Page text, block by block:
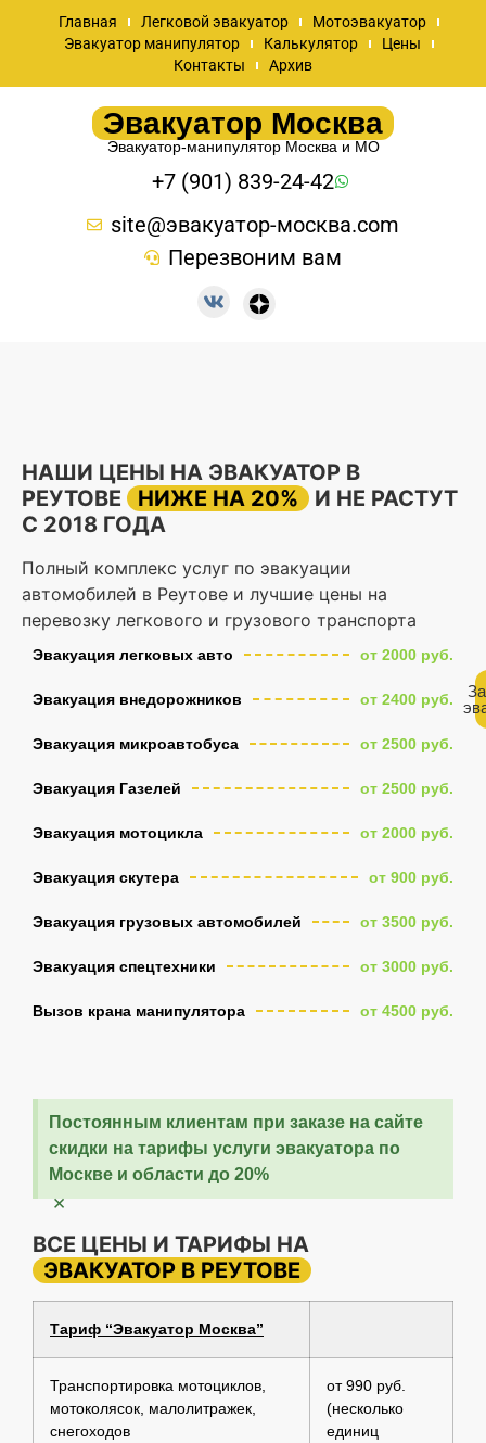
Главная Легковой эвакуатор
Мотоэвакуатор
Эвакуатор манипулятор
Калькулятор
Цены
Контакты
Архив
Эвакуатор Москва
Эвакуатор-манипулятор Москва и МО
+7 (901) 839-24-42
site@эвакуатор-москва.com
Перезвоним вам
НАШИ ЦЕНЫ НА ЭВАКУАТОР В
РЕУТОВЕ
НИЖЕ НА 20%
И НЕ РАСТУТ
С 2018 ГОДА
Полный комплекс услуг по эвакуации
автомобилей в Реутове и лучшие цены на
перевозку легкового и грузового транспорта
Эвакуация легковых авто от 2000 руб.
Эвакуация внедорожников от 2400 руб.
Эвакуация микроавтобуса от 2500 руб.
Эвакуация Газелей от 2500 руб.
Эвакуация мотоцикла от 2000 руб.
Эвакуация скутера от 900 руб.
Эвакуация грузовых автомобилей от 3500 руб.
Эвакуация спецтехники от 3000 руб.
Вызов крана манипулятора от 4500 руб.
Постоянным клиентам при заказе на сайте
скидки на тарифы услуги эвакуатора по
Москве и области до 20%
×
ВСЕ ЦЕНЫ И ТАРИФЫ НА
ЭВАКУАТОР В РЕУТОВЕ
Тариф “Эвакуатор Москва”
Транспортировка мотоциклов,
мотоколясок, малолитражек,
снегоходов
от 990 руб.
(несколько
единиц